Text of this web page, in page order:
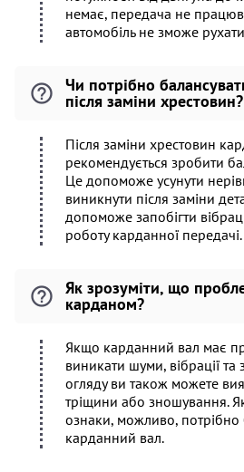
немає, передача не
автомобіль не зможе
Чи потрібно
після заміни хрестовин?
Після заміни хрестовин
рекомендується зробити
Це допоможе усунути
виникнути після заміни
допоможе запобігти
роботу карданної передачі.
Як зрозуміти, що
карданом?
Якщо карданний вал має
виникати шуми, вібрації та
огляду ви також можете
тріщини або зношування.
ознаки, можливо, потрібно
карданний вал.